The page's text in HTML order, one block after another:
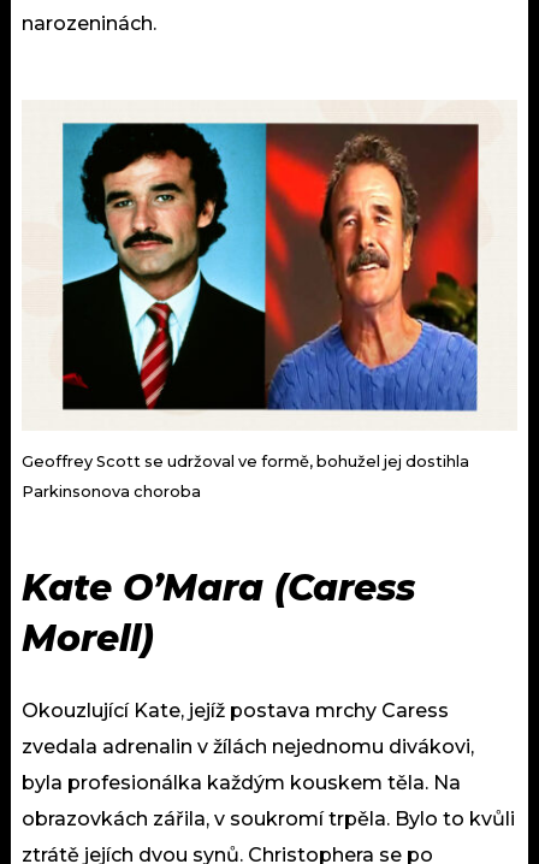
narozeninách.
Geoffrey Scott se udržoval ve formě, bohužel jej dostihla
Parkinsonova choroba
Kate O’Mara (Caress
Morell)
Okouzlující Kate, jejíž postava mrchy Caress
zvedala adrenalin v žílách nejednomu divákovi,
byla profesionálka každým kouskem těla. Na
obrazovkách zářila, v soukromí trpěla. Bylo to kvůli
ztrátě jejích dvou synů. Christophera se po